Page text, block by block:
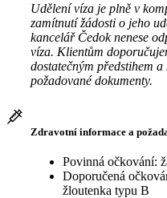
Udělení víza je plně v
zamítnutí žádosti o jeho
kancelář Čedok nenese
víza. Klientům
dostatečným předstihem
požadované dokumenty.
Zdravotní informace a
Povinná očkování:
Doporučená
žloutenka typu B